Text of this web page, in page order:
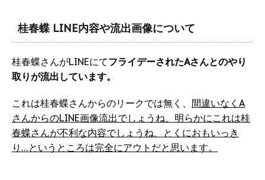
桂春蝶 LINE内容や流出画像について
桂春蝶さんがLINEにてフライデーされたAさんとのやり
取りが流出しています。
これは桂春蝶さんからのリークでは無く、 間違いなくA
さんからのLINE画像流出でしょうね、明らかにこれは桂
春蝶さんが不利な内容でしょうね、とくにおもいっき
り…というところは完全にアウトだと思います。